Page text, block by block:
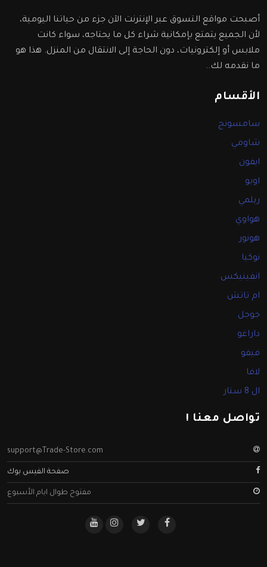
أصبحت مواقع التسوق عبر الإنترنت الآن جزء من حياتنا اليومية،
لأن الجميع يتمتع بإمكانية شراء كل ما يحتاجه، سواء كانت
ملابس أو إلكترونيات، دون الحاجة إلى الانتقال من المنزل. هذا هو
ما نقدمه لك..
الأقسام
سامسونج
شاومي
ايفون
اوبو
ريلمي
هواوي
هونور
نوكيا
انفينيكس
ام تاتش
جوجل
داراغو
فيفو
لافا
ال 8 ستار
تواصل معنا !
support@Trade-Store.com
صفحة الفيس بوك
مفتوح طوال ايام الأسبوع